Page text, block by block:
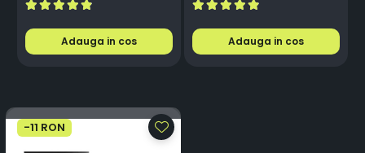
Aluminiu, Premium, Alb
Rece
Adauga in cos
Plug & Play, 12-18V
Adauga in cos
-11 RON